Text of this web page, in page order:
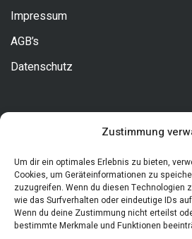
Zustimmung
Um dir ein optimales Erlebnis zu bieten,
Cookies, um Geräteinformationen zu
zuzugreifen. Wenn du diesen Technologien
wie das Surfverhalten oder eindeutige IDs
Wenn du deine Zustimmung nicht erteilst
bestimmte Merkmale und Funktionen
Impressum
AGB’s
Datenschutz
Allgemeine Fragen
Tel. 0631/34373180
info@arztadressen.de